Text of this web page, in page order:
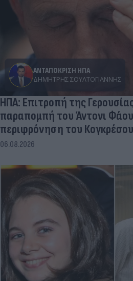
ΑΝΤΑΠΟΚΡΙΣΗ ΗΠΑ
ΔΗΜΉΤΡΗΣ ΣΟΥΛΤΟΓΙΆΝΝΗΣ
ΗΠΑ: Επιτροπή της
παραπομπή του Άντονι
περιφρόνηση του Κογκρέσου
06.08.2026